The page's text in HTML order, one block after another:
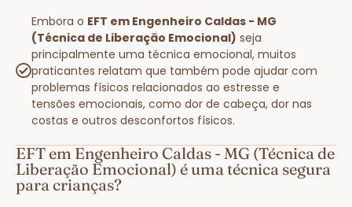
Embora o EFT em Engenheiro Caldas - MG
(Técnica de Liberação Emocional) seja
principalmente uma técnica emocional, muitos
praticantes relatam que também pode ajudar com
problemas físicos relacionados ao estresse e
tensões emocionais, como dor de cabeça, dor nas
costas e outros desconfortos físicos.
EFT em Engenheiro Caldas - MG (Técnica de
Liberação Emocional) é uma técnica segura
para crianças?